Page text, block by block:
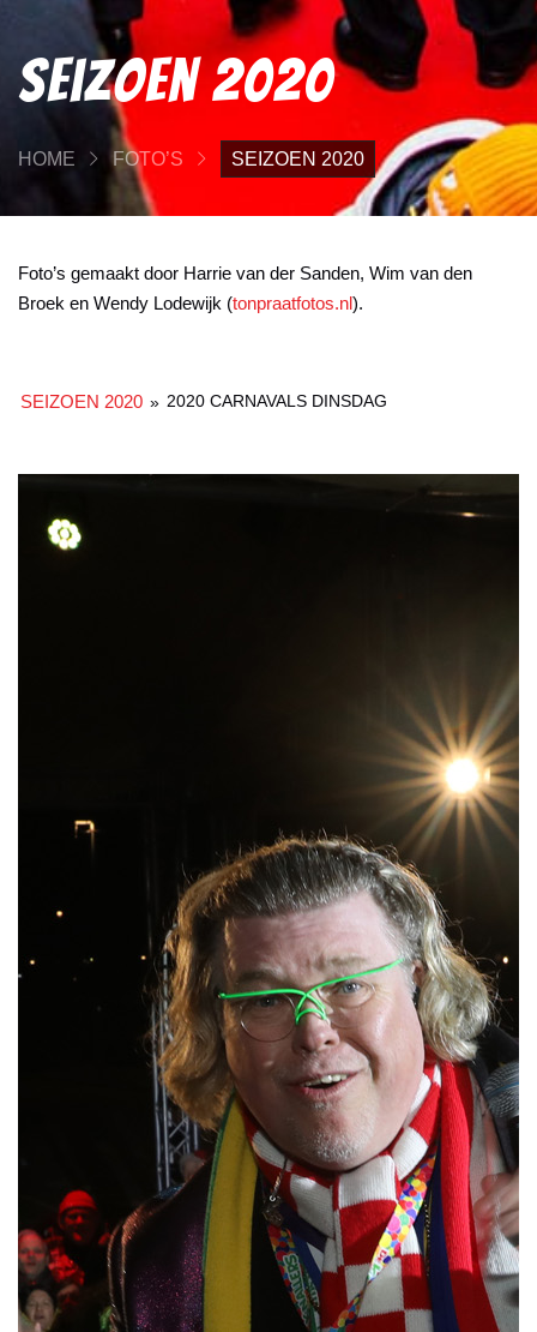
Seizoen 2020
HOME FOTO’S SEIZOEN 2020
Foto’s gemaakt door Harrie van der Sanden, Wim van den
Broek en Wendy Lodewijk (tonpraatfotos.nl).
SEIZOEN 2020 » 2020 CARNAVALS DINSDAG